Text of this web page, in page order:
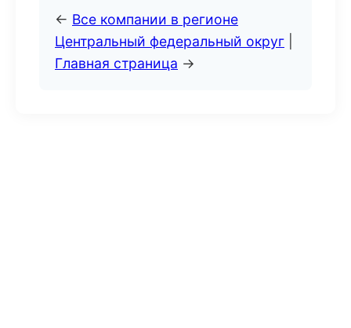
← Все компании в регионе
Центральный федеральный округ
Главная страница →